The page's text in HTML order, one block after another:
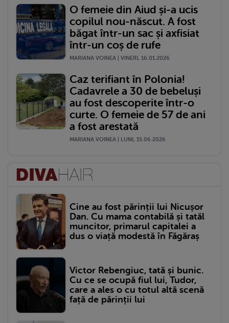
O femeie din Aiud și-a ucis
copilul nou-născut. A fost
băgat într-un sac și axfisiat
într-un coș de rufe
MARIANA VOINEA | VINERI, 16.01.2026
Caz terifiant în Polonia!
Cadavrele a 30 de bebeluși
au fost descoperite într-o
curte. O femeie de 57 de ani
a fost arestată
MARIANA VOINEA | LUNI, 15.06.2026
Cine au fost părinții lui Nicușor
Dan. Cu mama contabilă și tatăl
muncitor, primarul capitalei a
dus o viață modestă în Făgăraș
Victor Rebengiuc, tată și bunic.
Cu ce se ocupă fiul lui, Tudor,
care a ales o cu totul altă scenă
față de părinții lui